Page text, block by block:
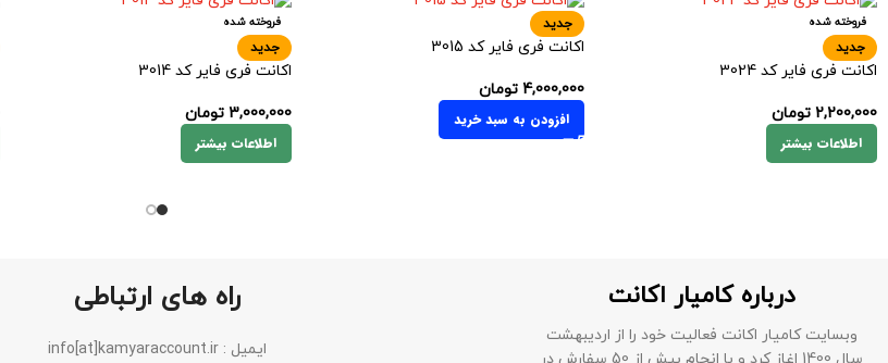
فروخته شده
جدید
اکانت فری فایر کد 3024
2,200,000 تومان
اطلاعات بیشتر
جدید
اکانت فری فایر کد 3015
4,000,000 تومان
افزودن به سبد خرید
فروخته شده
جدید
اکانت فری فایر کد 3014
3,000,000 تومان
اطلاعات بیشتر
درباره کامیار اکانت
وبسایت کامیار اکانت فعالیت خود را از اردیبهشت
راه های ارتباطی
ایمیل : info[at]kamyaraccount.ir